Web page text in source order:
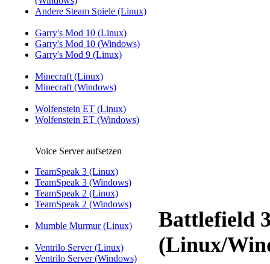
Andere Steam Spiele (Linux)
Garry's Mod 10 (Linux)
Garry's Mod 10 (Windows)
Garry's Mod 9 (Linux)
Minecraft (Linux)
Minecraft (Windows)
Wolfenstein ET (Linux)
Wolfenstein ET (Windows)
Voice Server aufsetzen
TeamSpeak 3 (Linux)
TeamSpeak 3 (Windows)
TeamSpeak 2 (Linux)
TeamSpeak 2 (Windows)
Mumble Murmur (Linux)
Ventrilo Server (Linux)
Ventrilo Server (Windows)
Battlefield
(Linux/